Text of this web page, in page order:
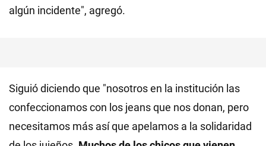
algún incidente", agregó.
Siguió diciendo que "nosotros en la institución las
confeccionamos con los jeans que nos donan, pero
necesitamos más así que apelamos a la solidaridad